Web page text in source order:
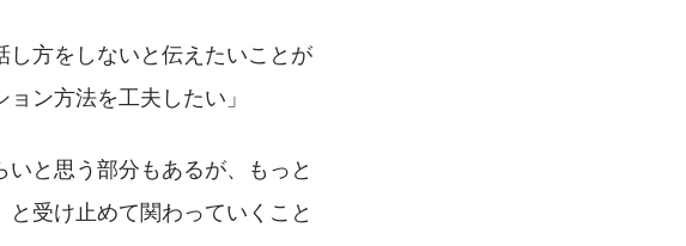
し方をしないと伝えたいことが
ン方法を工夫したい」
と思う部分もあるが、もっと
受け止めて関わっていくこと